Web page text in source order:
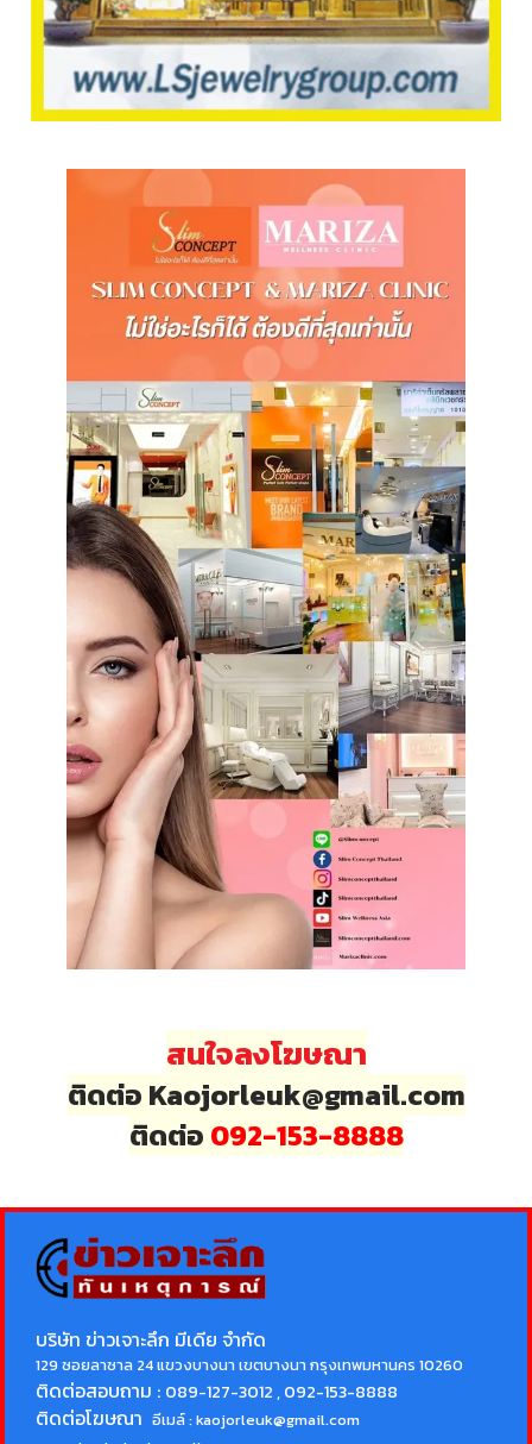
สนใจลงโฆษณา
ติดต่อ Kaojorleuk@gmail.com
ติดต่อ 092-153-8888
บริษัท ข่าวเจาะลึก มีเดีย จำกัด
129 ซอยลาซาล 24 แขวงบางนา เขตบางนา กรุงเทพมหานคร 10260
ติดต่อสอบถาม : 089-127-3012 , 092-153-8888
ติดต่อโฆษณา อีเมล์ :kaojorleuk@gmail.com